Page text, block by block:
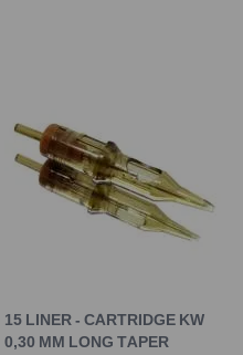
15 LINER - CARTRIDGE KW
0,30 MM LONG TAPER